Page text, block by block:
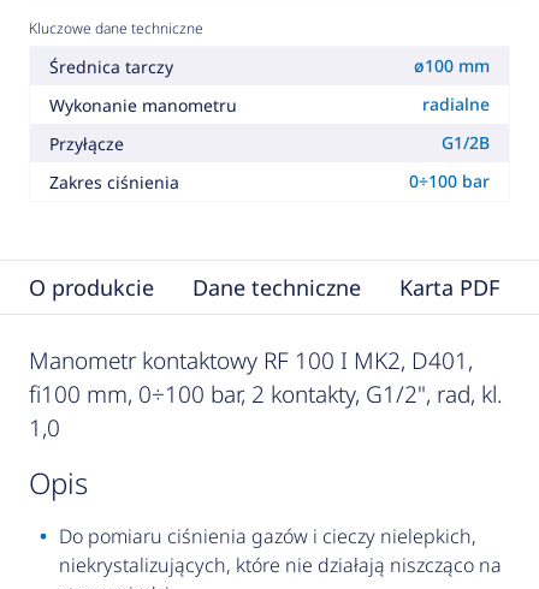
Kluczowe dane techniczne
Średnica tarczy
ø100 mm
Wykonanie manometru
radialne
Przyłącze
G1/2B
Zakres ciśnienia
0÷100 bar
O produkcie Dane techniczne Karta PDF
Manometr kontaktowy RF 100 I MK2, D401,
fi100 mm, 0÷100 bar, 2 kontakty, G1/2", rad, kl.
1,0
opis
Do pomiaru ciśnienia gazów i cieczy nielepkich,
niekrystalizujących, które nie działają niszcząco na